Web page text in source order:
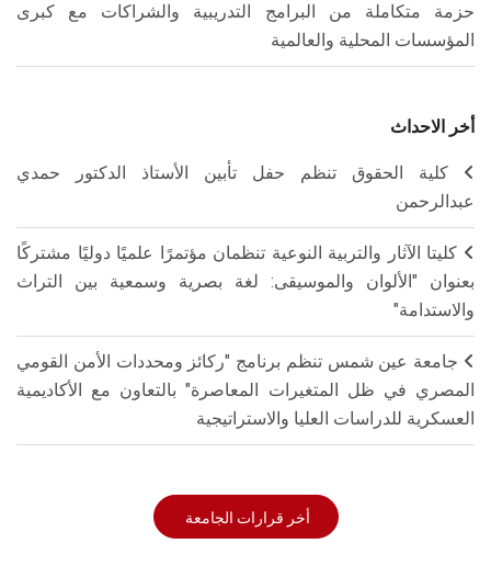
حزمة متكاملة من البرامج التدريبية والشراكات مع كبرى
المؤسسات المحلية والعالمية
أخر الاحداث
كلية الحقوق تنظم حفل تأبين الأستاذ الدكتور حمدي
عبدالرحمن
كليتا الآثار والتربية النوعية تنظمان مؤتمرًا علميًا دوليًا مشتركًا
بعنوان "الألوان والموسيقى: لغة بصرية وسمعية بين التراث
والاستدامة"
جامعة عين شمس تنظم برنامج "ركائز ومحددات الأمن القومي
المصري في ظل المتغيرات المعاصرة" بالتعاون مع الأكاديمية
العسكرية للدراسات العليا والاستراتيجية
أخر قرارات الجامعة